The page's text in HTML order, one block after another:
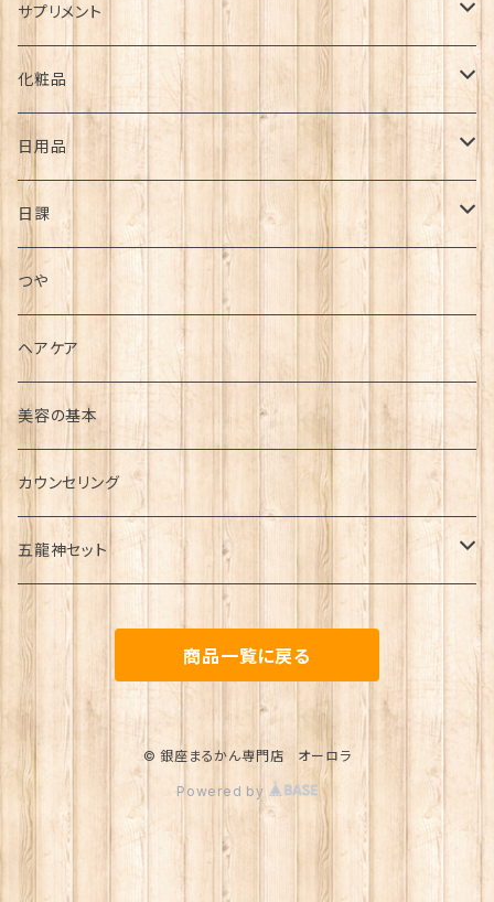
サプリメント
ダイエット
疾患
高血圧
糖尿病
便秘
花粉症
アトピー
むくみ
うつ・パニック
冷え
飛蚊症
不眠
疲れ・痛み
腰痛
肩こり
頭痛
ストレス
美容
シミ
シワ
若返り・健康維持
化粧品
スキンケア・基礎化粧品
メイクアップ用品
大セレブシリーズ
日用品
バスアイテム
その他
日課
毎日の日課
毎食前の日課
毎朝の日課
つや
ヘアケア
美容の基本
カウンセリング
五龍神セット
金龍セット
青龍セット
赤龍セット
白龍セット
黒龍セット
商品一覧に戻る
© 銀座まるかん専門店 オーロラ
Powered by